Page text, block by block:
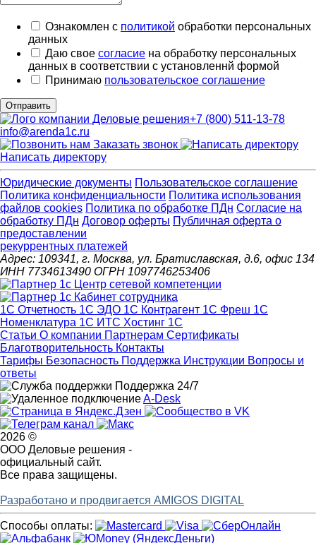
Ознакомлен с политикой обработки персональных
данных
Даю свое согласие на обработку персональных
данных в соответствии с установленнй формой
Принимаю пользовательское соглашение
Отправить
+7 (800) 511-13-78
info@arenda1c.ru
Заказать звонок
Написать директору
Юридические документы Пользовательское соглашение
Политика конфиденциальности Политика использования
файлов cookies Политика по обработке ПДн Cогласие на
обработку ПДн Договор оферты Публичная оферта о
предоставлении
рекуррентных платежей
Адрес: 109341, г. Москва, ул. Братиславская, д.6, офис 134
ИНН 7734613490 ОГРН 1097746253406
1С Отчетность 1С ЭДО 1С Контрагент 1С Фреш 1С
Номенклатура 1С ИТС Хостинг 1С
Статьи О компании Партнерам Сертификаты
Благотворительность Контакты
Тарифы Безопасность Поддержка Инструкции Вопросы и
ответы
Поддержка 24/7
A-Desk
2026 ©
ООО Деловые решения -
официальный сайт.
Все права защищены.
Разработано и продвигается AMIGOS DIGITAL
Способы оплаты: